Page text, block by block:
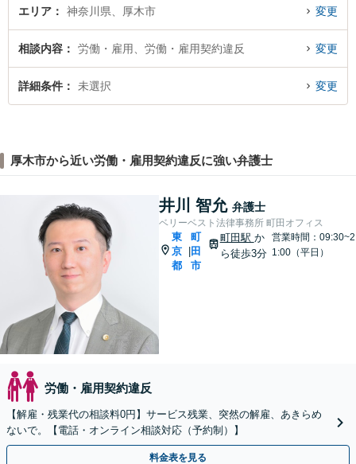
エリア 神奈川県、厚木市 変更
相談内容 労働・雇用、労働・雇用契約違反 変更
詳細条件 未選択 変更
厚木市から近い労働・雇用契約違反に強い弁護士
井川 智允 弁護士
ベリーベスト法律事務所 町田オフィス
東
京
都
町
田
市
町田駅 か
ら徒歩3分
営業時間：09:30~2
1:00（平日）
労働・雇用契約違反
【解雇・残業代の相談料0円】サービス残業、突然の解雇、あきらめ
ないで。【電話・オンライン相談対応（予約制）】
料金表を見る